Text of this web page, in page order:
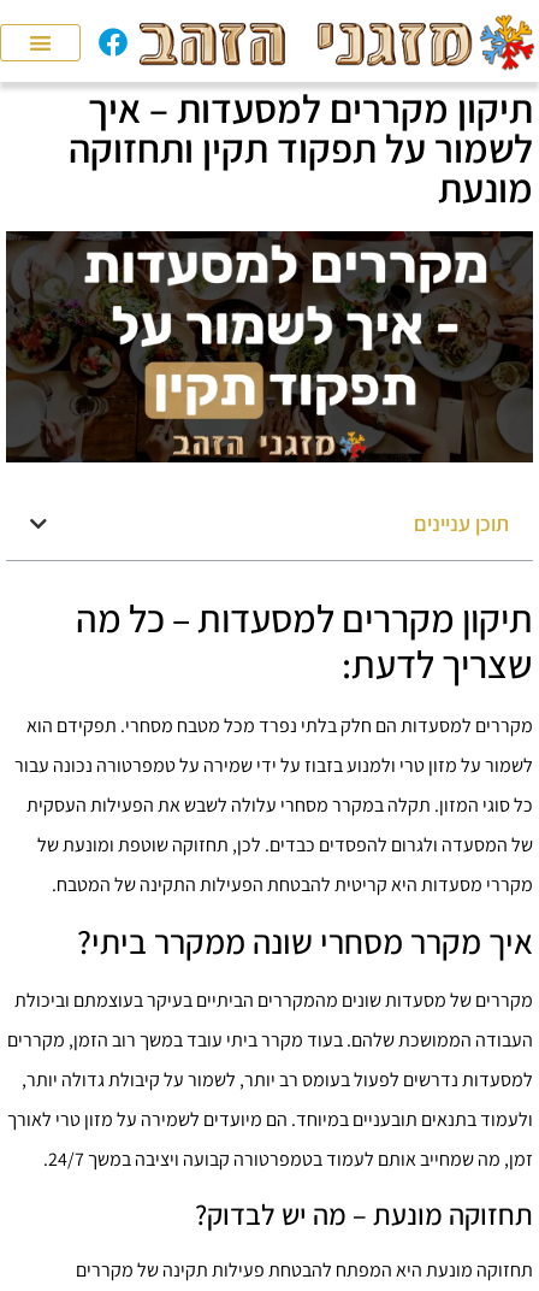
תיקון מקררים למסעדות – איך
לשמור על תפקוד תקין ותחזוקה
מונעת
תוכן עניינים
תיקון מקררים למסעדות – כל מה
שצריך לדעת:
מקררים למסעדות הם חלק בלתי נפרד מכל מטבח מסחרי. תפקידם הוא
לשמור על מזון טרי ולמנוע בזבוז על ידי שמירה על טמפרטורה נכונה עבור
כל סוגי המזון. תקלה במקרר מסחרי עלולה לשבש את הפעילות העסקית
של המסעדה ולגרום להפסדים כבדים. לכן, תחזוקה שוטפת ומונעת של
מקררי מסעדות היא קריטית להבטחת הפעילות התקינה של המטבח.
איך מקרר מסחרי שונה ממקרר ביתי?
מקררים של מסעדות שונים מהמקררים הביתיים בעיקר בעוצמתם וביכולת
העבודה הממושכת שלהם. בעוד מקרר ביתי עובד במשך רוב הזמן, מקררים
למסעדות נדרשים לפעול בעומס רב יותר, לשמור על קיבולת גדולה יותר,
ולעמוד בתנאים תובעניים במיוחד. הם מיועדים לשמירה על מזון טרי לאורך
זמן, מה שמחייב אותם לעמוד בטמפרטורה קבועה ויציבה במשך 24/7.
תחזוקה מונעת – מה יש לבדוק?
תחזוקה מונעת היא המפתח להבטחת פעילות תקינה של מקררים